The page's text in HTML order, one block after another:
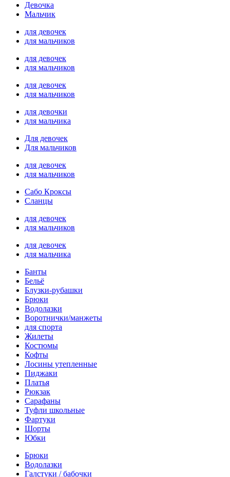
Девочка
Мальчик
для девочек
для мальчиков
для девочек
для мальчиков
для девочек
для мальчиков
для девочки
для мальчика
Для девочек
Для мальчиков
для девочек
для мальчиков
Сабо Кроксы
Сланцы
для девочек
для мальчиков
для девочек
для мальчика
Банты
Бельё
Блузки-рубашки
Брюки
Водолазки
Воротнички/манжеты
для спорта
Жилеты
Костюмы
Кофты
Лосины утепленные
Пиджаки
Платья
Рюкзак
Сарафаны
Туфли школьные
Фартуки
Шорты
Юбки
Брюки
Водолазки
Галстуки / бабочки